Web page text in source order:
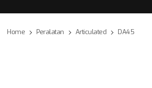
Home Peralatan Articulated DA45